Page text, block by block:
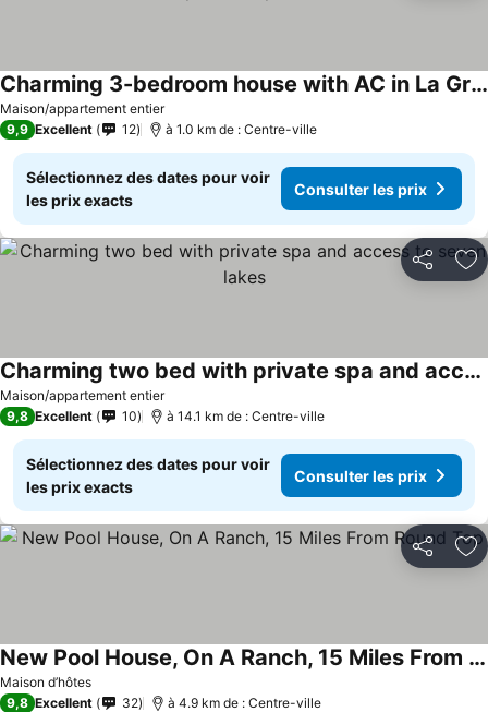
Maison/appartement entier
Charming 3-bedroom house with AC in La Grange with Wrap around porches.
Consulter les prix
9,9 Excellent 12 à 1.0 km de : Centre-ville
Sélectionnez des dates pour voir
les prix exacts
Consulter les prix
Partager
Maison/appartement entier
Charming two bed with private spa and access to seven lakes
Consulter les prix
9,8 Excellent 10 à 14.1 km de : Centre-ville
Sélectionnez des dates pour voir
les prix exacts
Consulter les prix
Partager
Maison d’hôtes
New Pool House, On A Ranch, 15 Miles From Round Top
Consulter les prix
9,8 Excellent 32 à 4.9 km de : Centre-ville